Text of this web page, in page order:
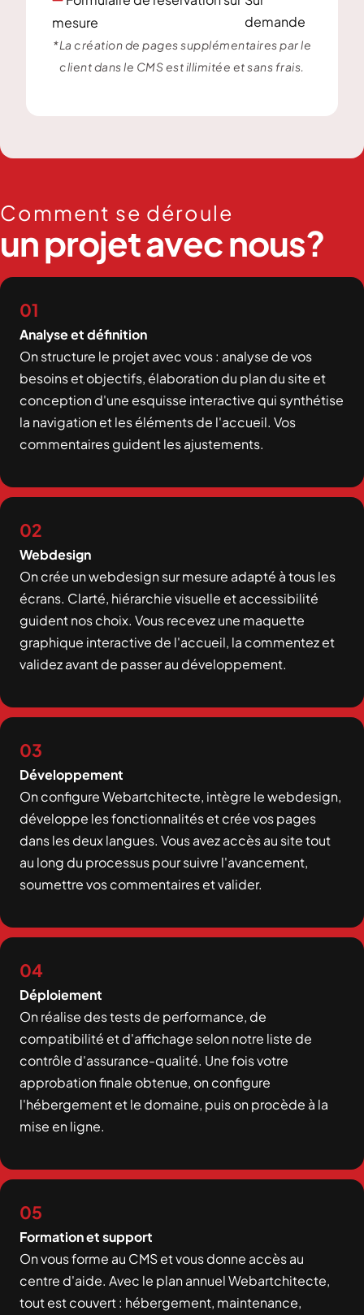
mesure
demande
*La création de pages supplémentaires par le
client dans le CMS est illimitée et sans frais.
Comment se déroule
un projet avec nous?
01
Analyse et définition
On structure le projet avec vous : analyse de vos
besoins et objectifs, élaboration du plan du site et
conception d'une esquisse interactive qui synthétise
la navigation et les éléments de l'accueil. Vos
commentaires guident les ajustements.
02
Webdesign
On crée un webdesign sur mesure adapté à tous les
écrans. Clarté, hiérarchie visuelle et accessibilité
guident nos choix. Vous recevez une maquette
graphique interactive de l'accueil, la commentez et
validez avant de passer au développement.
03
Développement
On configure Webartchitecte, intègre le webdesign,
développe les fonctionnalités et crée vos pages
dans les deux langues. Vous avez accès au site tout
au long du processus pour suivre l'avancement,
soumettre vos commentaires et valider.
04
Déploiement
On réalise des tests de performance, de
compatibilité et d'affichage selon notre liste de
contrôle d'assurance-qualité. Une fois votre
approbation finale obtenue, on configure
l'hébergement et le domaine, puis on procède à la
mise en ligne.
05
Formation et support
On vous forme au CMS et vous donne accès au
centre d'aide. Avec le plan annuel Webartchitecte,
tout est couvert : hébergement, maintenance,